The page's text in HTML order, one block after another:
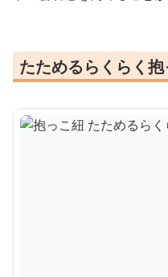
たためるらくらく